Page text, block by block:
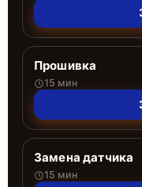
Прошивка
15 мин
Замена датчика
15 мин